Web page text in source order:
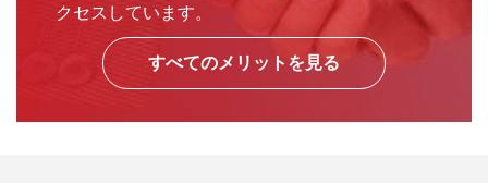
クセスしています。
すべてのメリットを見る